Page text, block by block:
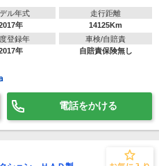
ル年式
年
走行距離
14125Km
登録年
年
車検/自賠責
自賠責保険無し
電話をかける